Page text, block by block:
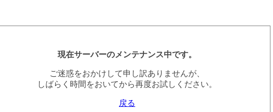
現在サーバーのメンテナンス中です。
ご迷惑をおかけして申し訳ありませんが、
しばらく時間をおいてから再度お試しください。
戻る